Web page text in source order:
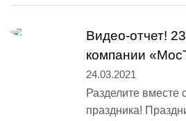
Видео-отчет!
компании
24.03.2021
Разделите вместе
праздника!